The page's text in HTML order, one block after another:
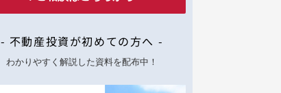
- 不動産投資が初めての方へ -
わかりやすく解説した資料を配布中！